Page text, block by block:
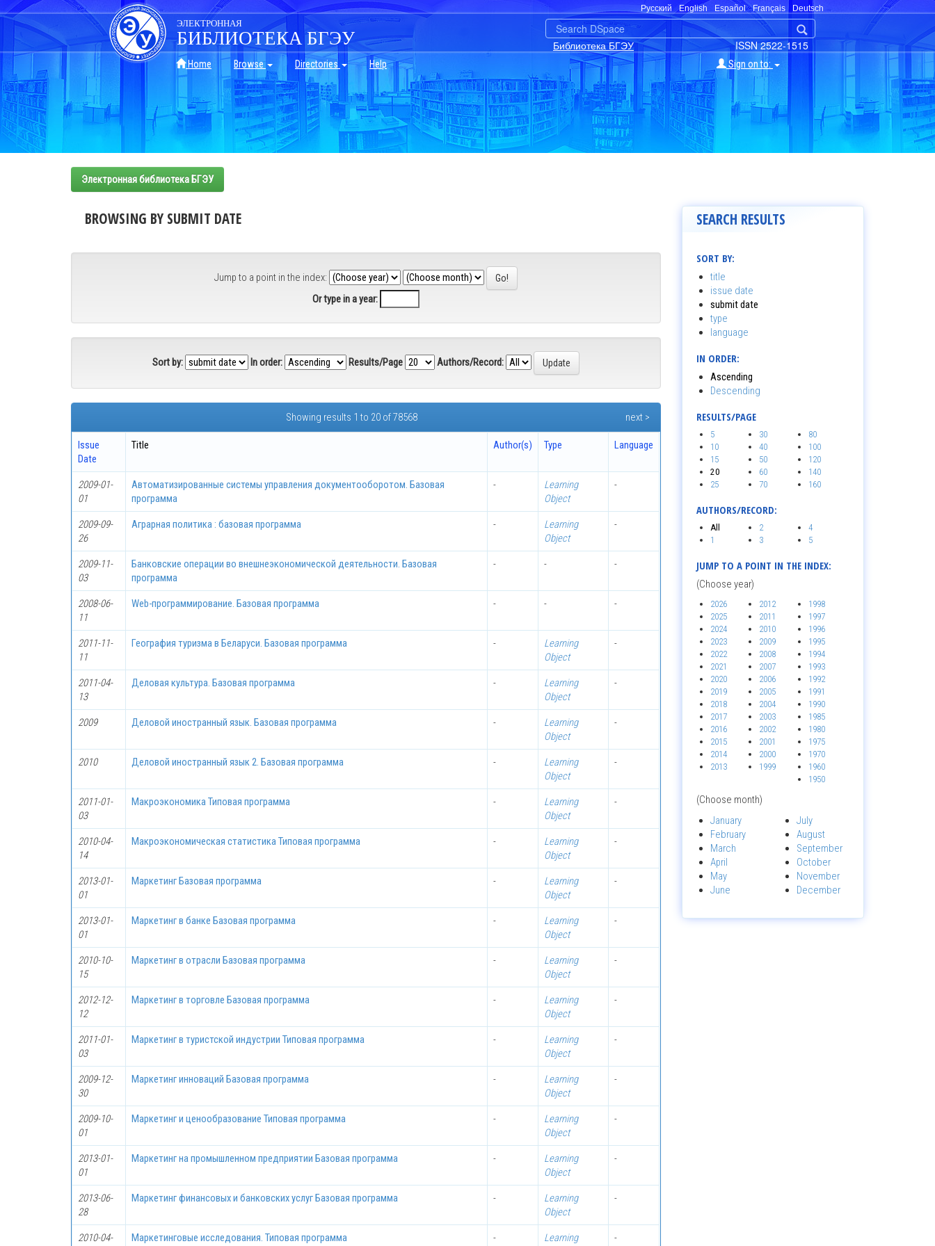
Skip
navigation
Русский English Español Français Deutsch
ISSN 2522-1515
Библиотека БГЭУ
ЭЛЕКТРОННАЯ
БИБЛИОТЕКА БГЭУ
Home Browse Directories Help Sign on to:
Электронная библиотека БГЭУ
BROWSING BY SUBMIT DATE
Jump to a point in the index:
Or type in a year:
Sort by: In order: Results/Page Authors/Record:
Showing results 1 to 20 of 78568 next >
Issue
Date
Title Author(s) Type Language
2009-01-
01
Автоматизированные системы управления документооборотом. Базовая
программа
-
Learning
Object
-
2009-09-
26
Аграрная политика : базовая программа -
Learning
Object
-
2009-11-
03
Банковские операции во внешнеэкономической деятельности. Базовая
программа
- - -
2008-06-
11
Web-программирование. Базовая программа - - -
2011-11-
11
География туризма в Беларуси. Базовая программа -
Learning
Object
-
2011-04-
13
Деловая культура. Базовая программа -
Learning
Object
-
2009 Деловой иностранный язык. Базовая программа -
Learning
Object
-
2010 Деловой иностранный язык 2. Базовая программа -
Learning
Object
-
2011-01-
03
Макроэкономика Типовая программа -
Learning
Object
-
2010-04-
14
Макроэкономическая статистика Типовая программа -
Learning
Object
-
2013-01-
01
Маркетинг Базовая программа -
Learning
Object
-
2013-01-
01
Маркетинг в банке Базовая программа -
Learning
Object
-
2010-10-
15
Маркетинг в отрасли Базовая программа -
Learning
Object
-
2012-12-
12
Маркетинг в торговле Базовая программа -
Learning
Object
-
2011-01-
03
Маркетинг в туристской индустрии Типовая программа -
Learning
Object
-
2009-12-
30
Маркетинг инноваций Базовая программа -
Learning
Object
-
2009-10-
01
Маркетинг и ценообразование Типовая программа -
Learning
Object
-
2013-01-
01
Маркетинг на промышленном предприятии Базовая программа -
Learning
Object
-
2013-06-
28
Маркетинг финансовых и банковских услуг Базовая программа -
Learning
Object
-
2010-04-
Маркетинговые исследования. Типовая программа -
Learning
-
SEARCH RESULTS
SORT BY:
title
issue date
submit date
type
language
IN ORDER:
Ascending
Descending
RESULTS/PAGE
5
10
15
20
25
30
40
50
60
70
80
100
120
140
160
AUTHORS/RECORD:
All
1
2
3
4
5
JUMP TO A POINT IN THE INDEX:
(Choose year)
2026
2025
2024
2023
2022
2021
2020
2019
2018
2017
2016
2015
2014
2013
2012
2011
2010
2009
2008
2007
2006
2005
2004
2003
2002
2001
2000
1999
1998
1997
1996
1995
1994
1993
1992
1991
1990
1985
1980
1975
1970
1960
1950
(Choose month)
January
February
March
April
May
June
July
August
September
October
November
December